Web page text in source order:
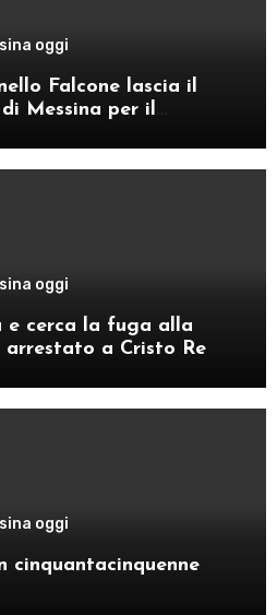
oggi
Falcone lascia il
Messina per il
oggi
e cerca la fuga alla
a Cristo Re
oggi
cinquantacinquenne